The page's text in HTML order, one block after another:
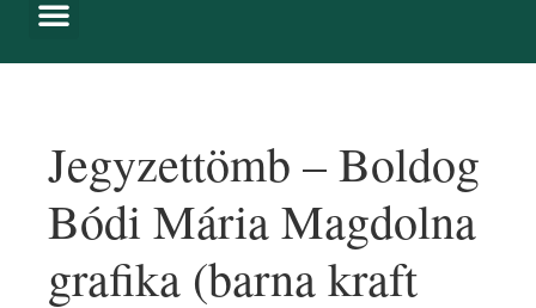
Jegyzettömb – Boldog
Bódi Mária Magdolna
grafika (barna kraft